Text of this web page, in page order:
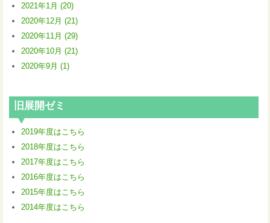
2021年1月 (20)
2020年12月 (21)
2020年11月 (29)
2020年10月 (21)
2020年9月 (1)
旧展開ゼミ
2019年度はこちら
2018年度はこちら
2017年度はこちら
2016年度はこちら
2015年度はこちら
2014年度はこちら